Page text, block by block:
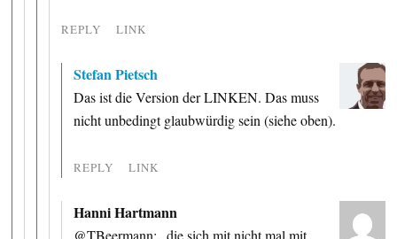
REPLY LINK
Stefan Pietsch
Das ist die Version der LINKEN. Das muss
nicht unbedingt glaubwürdig sein (siehe oben).
REPLY LINK
Hanni Hartmann
@TBeermann: „die sich mit nicht mal mit